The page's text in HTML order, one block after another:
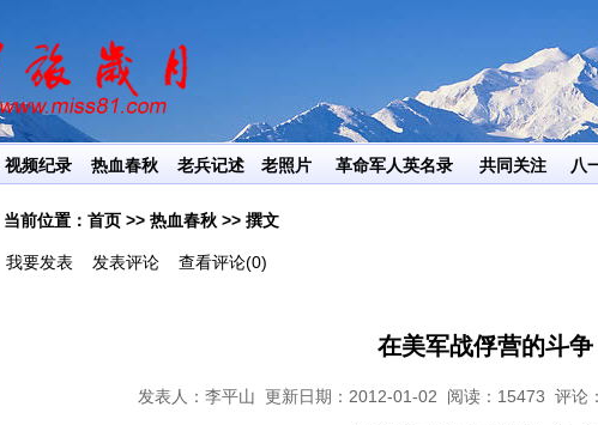
社会价值！ 传递有用的信息，给生活增添一些乐趣！
视频纪录 热血春秋 老兵记述 老照片 革命军人英名录 共同关注 八
当前位置： 首页 >> 热血春秋 >> 撰文
我要发表 发表评论 查看评论(0)
在美军战俘营的斗争
发表人：李平山 更新日期：2012-01-02 阅读：15473 评论：